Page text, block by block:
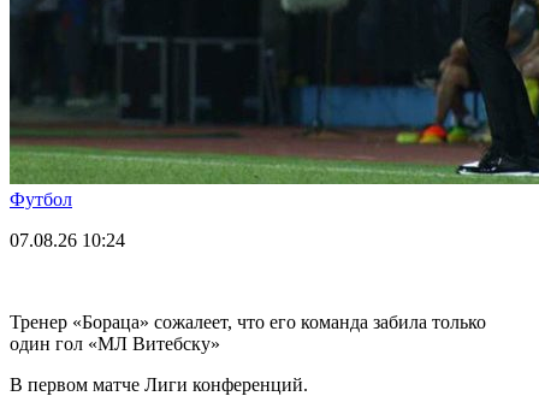
Футбол
07.08.26 10:24
Тренер «Бораца» сожалеет, что его команда забила только
один гол «МЛ Витебску»
В первом матче Лиги конференций.